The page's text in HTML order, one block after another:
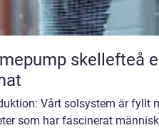
skellefteå energisnål värme för kallt
Vårt solsystem är fyllt
som har fascinerat